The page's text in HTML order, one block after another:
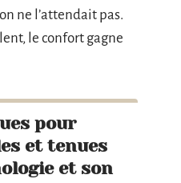
ne l’attendait pas.
le confort gagne
pour
et tenues
et son